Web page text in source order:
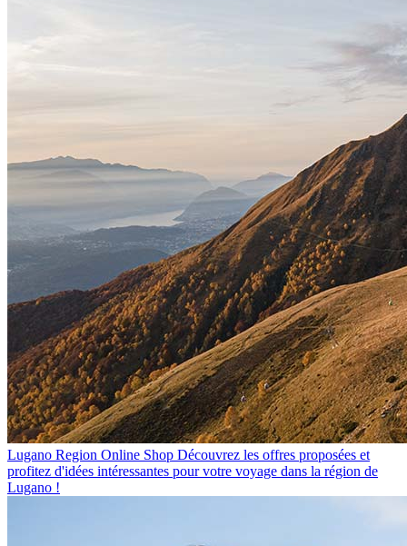
Lugano Region Online Shop Découvrez les offres proposées et
profitez d'idées intéressantes pour votre voyage dans la région de
Lugano !